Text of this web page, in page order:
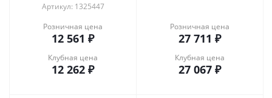
Артикул: 1325447
Розничная цена
12 561 ₽
Клубная цена
12 262 ₽
Розничная цена
27 711 ₽
Клубная цена
27 067 ₽